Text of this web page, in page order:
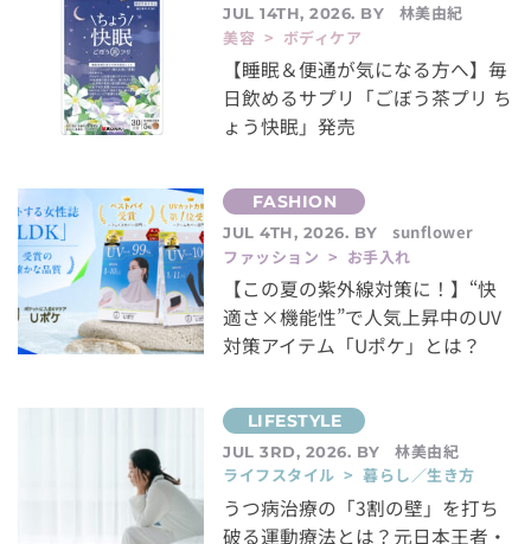
JUL 14TH, 2026. BY
林美由紀
美容 > ボディケア
【睡眠＆便通が気になる方へ】毎
日飲めるサプリ「ごぼう茶プリ ち
ょう快眠」発売
JUL 4TH, 2026. BY
sunflower
ファッション > お手入れ
【この夏の紫外線対策に！】“快
適さ×機能性”で人気上昇中のUV
対策アイテム「Uポケ」とは？
JUL 3RD, 2026. BY
林美由紀
ライフスタイル > 暮らし／生き方
うつ病治療の「3割の壁」を打ち
破る運動療法とは？元日本王者・